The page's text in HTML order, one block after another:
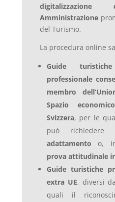
digitalizzazione
Amministrazione
del Turismo.
La procedura online
Guide
professionale
membro
Spazio
Svizzera, per le
può
adattamento o,
prova attitudinale
Guide turistiche
extra UE, diversi
quali il